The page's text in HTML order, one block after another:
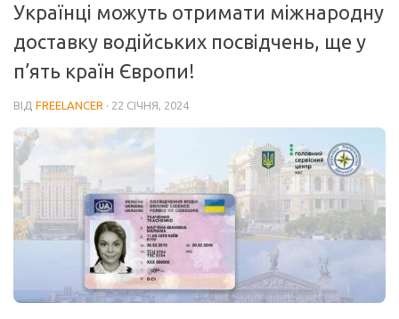
Авіаквитки лоукостів kiwi.com
Акції на авіаквитки
Проживання
Забронювати на Booking.com
Корисне
Візи та безвіз
Інше
Блоги мандрівників
Новини
Українці можуть отримати міжнародну
доставку водійських посвідчень, ще у
п’ять країн Європи!
ВІД FREELANCER · 22 СІЧНЯ, 2024